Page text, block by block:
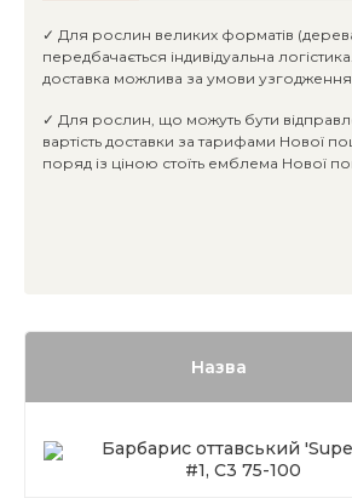
✓ Для рослин великих форматів
передбачається індивідуальна
доставка можлива за умови
✓ Для рослин, що можуть бути
вартість доставки за тарифами Нової
поряд із ціною стоїть емблема Нової
Назва
Барбарис оттавський
#1, C3 75-100